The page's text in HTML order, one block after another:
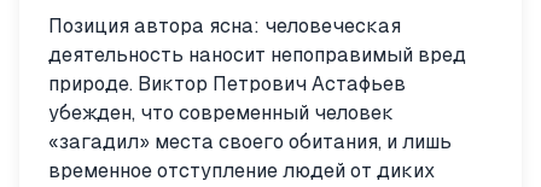
Позиция автора ясна: человеческая
деятельность наносит непоправимый вред
природе. Виктор Петрович Астафьев
убежден, что современный человек
«загадил» места своего обитания, и лишь
временное отступление людей от диких